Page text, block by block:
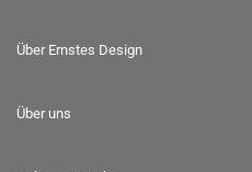
Über Ernstes Design
Über uns